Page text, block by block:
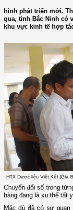
hình phát triển mới.
qua, tỉnh Bắc Ninh có
khu vực kinh tế hợp
HTX Dược liệu Việt Kết (Gia
Chuyển đổi số trong
hàng đang là xu thế tất
Mặc dù đã có sự quan